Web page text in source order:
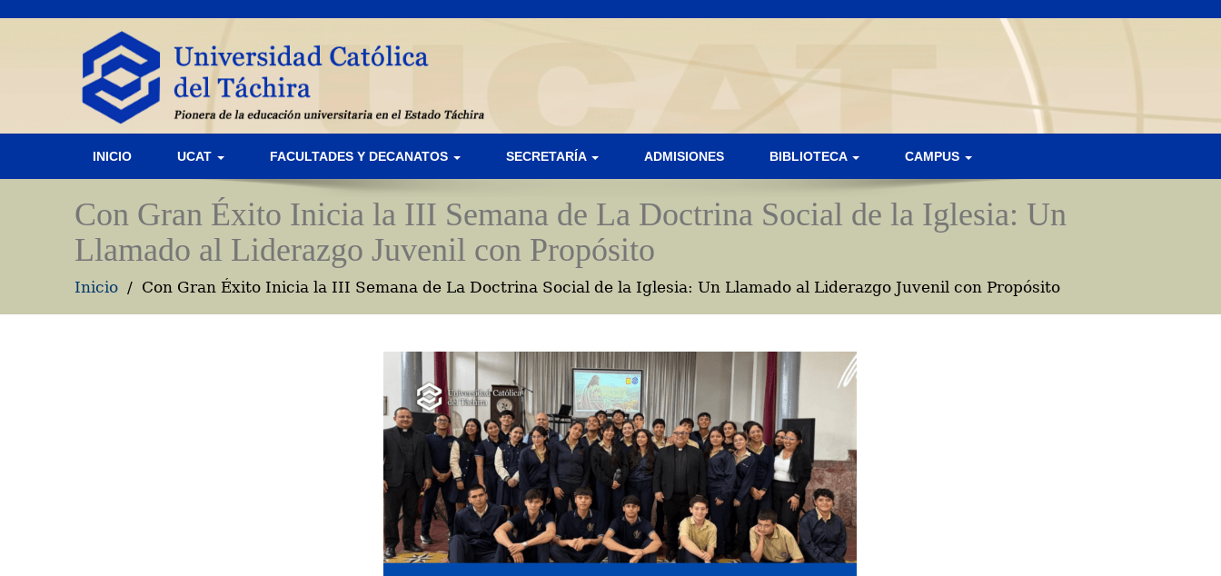
INICIO UCAT FACULTADES Y DECANATOS SECRETARÍA ADMISIONES BIBLIOTECA CAMPUS
Con Gran Éxito Inicia la III Semana de La Doctrina Social de la Iglesia: Un
Llamado al Liderazgo Juvenil con Propósito
Inicio Con Gran Éxito Inicia la III Semana de La Doctrina Social de la Iglesia: Un Llamado al Liderazgo Juvenil con Propósito